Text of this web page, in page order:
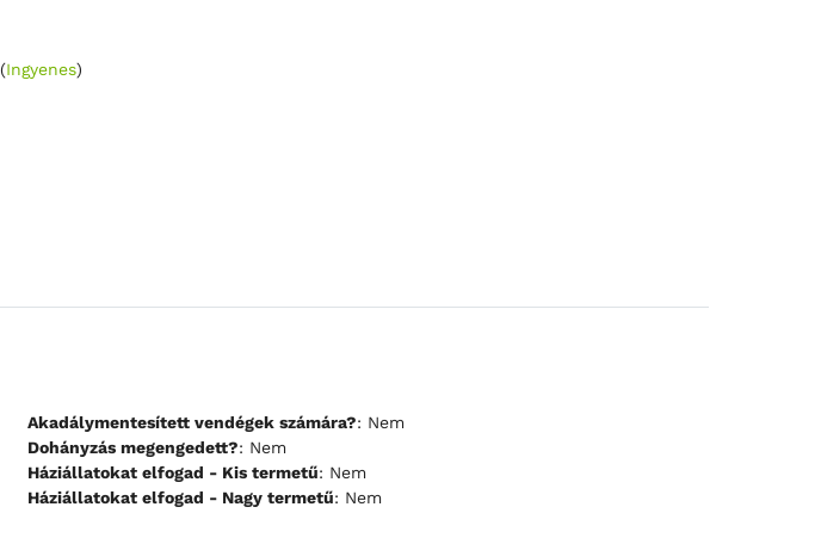
(Ingyenes)
Akadálymentesített vendégek számára?
: Nem
Dohányzás megengedett?
: Nem
Háziállatokat elfogad - Kis termetű
: Nem
Háziállatokat elfogad - Nagy termetű
: Nem